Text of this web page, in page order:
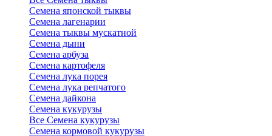
Семена японской тыквы
Семена лагенарии
Семена тыквы мускатной
Семена дыни
Семена арбуза
Семена картофеля
Семена лука порея
Семена лука репчатого
Семена дайкона
Семена кукурузы
Все Семена кукурузы
Семена кормовой кукурузы